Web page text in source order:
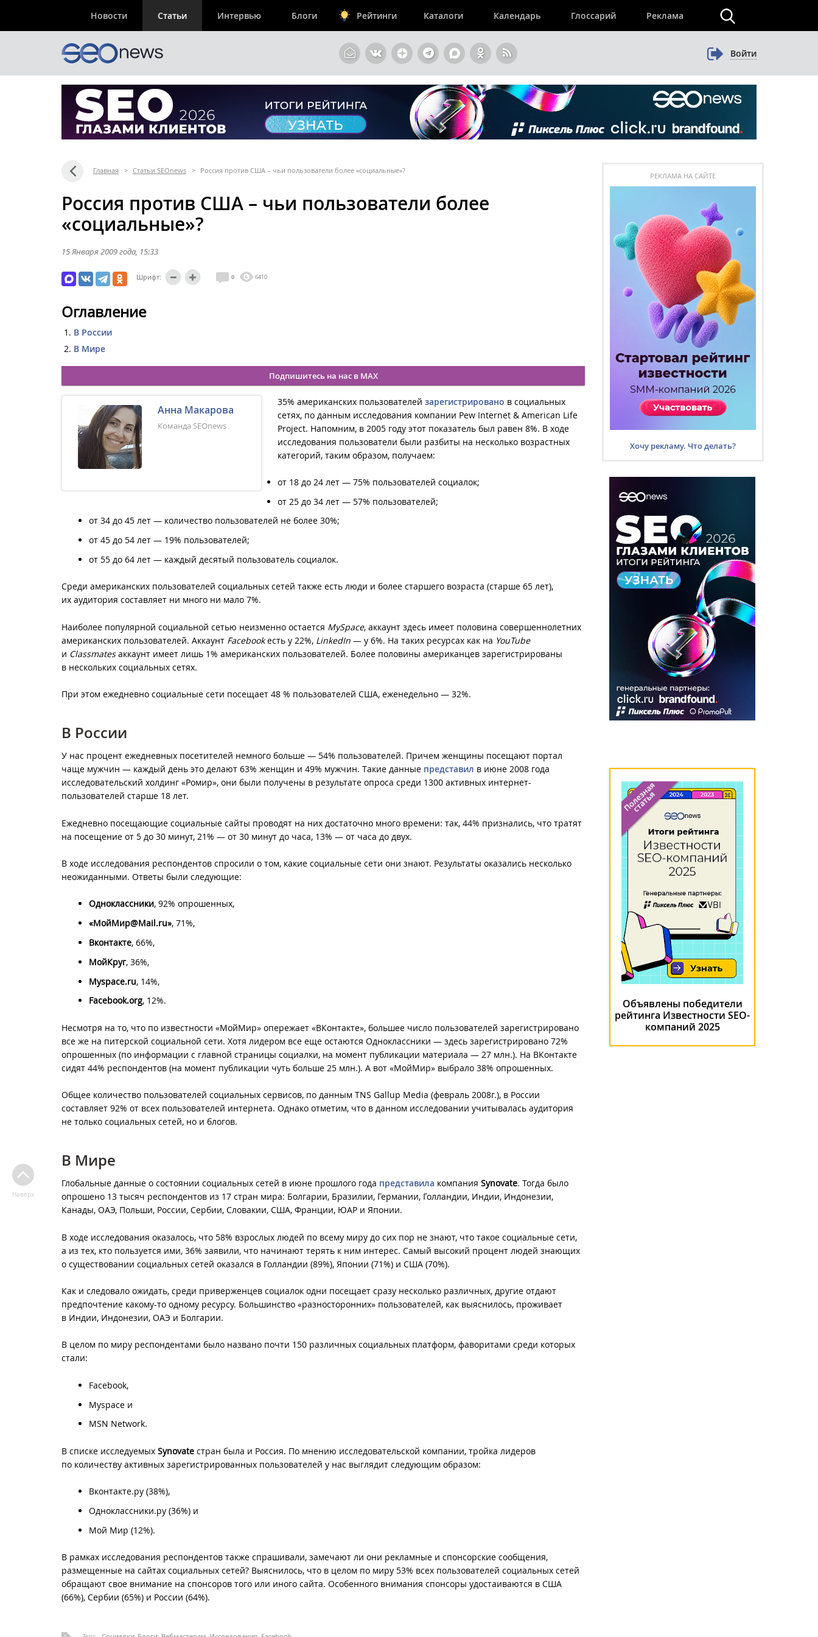
Новости Статьи Интервью Блоги Рейтинги Каталоги Календарь Глоссарий Реклама
Войти
Главная > Статьи SEOnews > Россия против США – чьи пользователи более «социальные»?
Россия против США – чьи пользователи более
«социальные»?
15 Января 2009 года , 15:33
Шрифт: 0 6410
Оглавление
В России
В Мире
Подпишитесь на нас в MAX
Анна Макарова
Команда SEOnews
35% американских пользователей зарегистрировано в социальных
сетях, по данным исследования компании Pew Internet & American Life
Project. Напомним, в 2005 году этот показатель был равен 8%. В ходе
исследования пользователи были разбиты на несколько возрастных
категорий, таким образом, получаем:
от 18 до 24 лет — 75% пользователей социалок;
от 25 до 34 лет — 57% пользователей;
от 34 до 45 лет — количество пользователей не более 30%;
от 45 до 54 лет — 19% пользователей;
от 55 до 64 лет — каждый десятый пользователь социалок.
Среди американских пользователей социальных сетей также есть люди и более старшего возраста (старше 65 лет),
их аудитория составляет ни много ни мало 7%.
Наиболее популярной социальной сетью неизменно остается MySpace, аккаунт здесь имеет половина совершеннолетних
американских пользователей. Аккаунт Facebookесть у 22%, LinkedIn — у 6%. На таких ресурсах как на YouTube
и Classmatesаккаунт имеет лишь 1% американских пользователей. Более половины американцев зарегистрированы
в нескольких социальных сетях.
При этом ежедневно социальные сети посещает 48 % пользователей США, еженедельно — 32%.
В России
У нас процент ежедневных посетителей немного больше — 54% пользователей. Причем женщины посещают портал
чаще мужчин — каждый день это делают 63% женщин и 49% мужчин. Такие данные представил в июне 2008 года
исследовательский холдинг «Ромир», они были получены в результате опроса среди 1300 активных интернет-
пользователей старше 18 лет.
Ежедневно посещающие социальные сайты проводят на них достаточно много времени: так, 44% признались, что тратят
на посещение от 5 до 30 минут, 21% — от 30 минут до часа, 13% — от часа до двух.
В ходе исследования респондентов спросили о том, какие социальные сети они знают. Результаты оказались несколько
неожиданными. Ответы были следующие:
Одноклассники, 92% опрошенных,
«МойМир@Mail.ru», 71%,
Вконтакте, 66%,
МойКруг, 36%,
Myspace.ru, 14%,
Facebook.org, 12%.
Несмотря на то, что по известности «МойМир» опережает «ВКонтакте», большее число пользователей зарегистрировано
все же на питерской социальной сети. Хотя лидером все еще остаются Одноклассники — здесь зарегистрировано 72%
опрошенных (по информации с главной страницы социалки, на момент публикации материала — 27 млн.). На ВКонтакте
сидят 44% респондентов (на момент публикации чуть больше 25 млн.). А вот «МойМир» выбрало 38% опрошенных.
Общее количество пользователей социальных сервисов, по данным TNS Gallup Media (февраль 2008г.), в России
составляет 92% от всех пользователей интернета. Однако отметим, что в данном исследовании учитывалась аудитория
не только социальных сетей, но и блогов.
В Мире
Глобальные данные о состоянии социальных сетей в июне прошлого года представила компания Synovate. Тогда было
опрошено 13 тысяч респондентов из 17 стран мира: Болгарии, Бразилии, Германии, Голландии, Индии, Индонезии,
Канады, ОАЭ, Польши, России, Сербии, Словакии, США, Франции, ЮАР и Японии.
В ходе исследования оказалось, что 58% взрослых людей по всему миру до сих пор не знают, что такое социальные сети,
а из тех, кто пользуется ими, 36% заявили, что начинают терять к ним интерес. Самый высокий процент людей знающих
о существовании социальных сетей оказался в Голландии (89%), Японии (71%) и США (70%).
Как и следовало ожидать, среди приверженцев социалок одни посещает сразу несколько различных, другие отдают
предпочтение какому-то одному ресурсу. Большинство «разносторонних» пользователей, как выяснилось, проживает
в Индии, Индонезии, ОАЭ и Болгарии.
В целом по миру респондентами было названо почти 150 различных социальных платформ, фаворитами среди которых
стали:
Facebook,
Myspace и
MSN Network.
В списке исследуемых Synovate стран была и Россия. По мнению исследовательской компании, тройка лидеров
по количеству активных зарегистрированных пользователей у нас выглядит следующим образом:
Вконтакте.ру (38%),
Одноклассники.ру (36%) и
Мой Мир (12%).
В рамках исследования респондентов также спрашивали, замечают ли они рекламные и спонсорские сообщения,
размещенные на сайтах социальных сетей? Выяснилось, что в целом по миру 53% всех пользователей социальных сетей
обращают свое внимание на спонсоров того или иного сайта. Особенного внимания спонсоры удостаиваются в США
(66%), Сербии (65%) и России (64%).
Наверх
РЕКЛАМА НА САЙТЕ
Хочу рекламу. Что делать?
Объявлены победители
рейтинга Известности SEO-
компаний 2025